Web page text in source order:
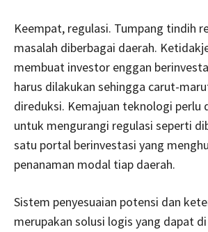
Keempat, regulasi. Tumpang tindih
masalah diberbagai daerah.
membuat investor enggan
harus dilakukan sehingga carut-
direduksi. Kemajuan teknologi perlu
untuk mengurangi regulasi seperti
satu portal berinvestasi yang
penanaman modal tiap daerah.
Sistem penyesuaian potensi dan
merupakan solusi logis yang dapat